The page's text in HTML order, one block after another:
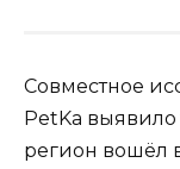
Совместное
PetKa
регион вошёл